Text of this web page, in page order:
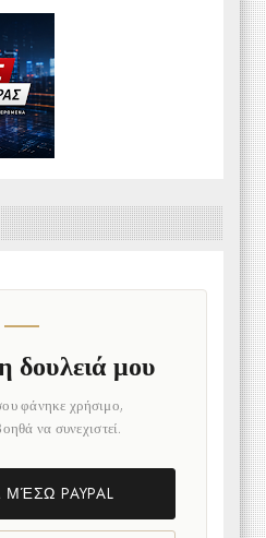
δουλειά μου
φάνηκε χρήσιμο,
να συνεχιστεί.
PAYPAL